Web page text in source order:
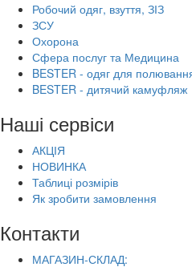
Робочий одяг, взуття, ЗІЗ
ЗСУ
Охорона
Сфера послуг та Медицина
BESTER - одяг для
BESTER - дитячий камуфляж
Наші сервіси
АКЦІЯ
НОВИНКА
Таблиці розмірів
Як зробити замовлення
Контакти
МАГАЗИН-СКЛАД: